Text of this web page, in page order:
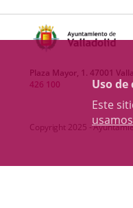
Uso de
Este
Plaza Mayor, 1. 47001
426 100
Copyright 2025 -